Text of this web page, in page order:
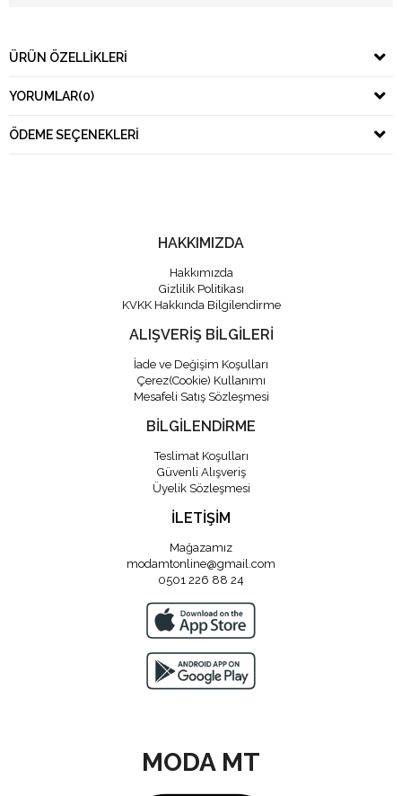
ÜRÜN ÖZELLIKLERI
YORUMLAR(0)
ÖDEME SEÇENEKLERI
HAKKIMIZDA
Hakkımızda
Gizlilik Politikası
KVKK Hakkında Bilgilendirme
ALIŞVERİŞ BİLGİLERİ
İade ve Değişim Koşulları
Çerez(Cookie) Kullanımı
Mesafeli Satış Sözleşmesi
BİLGİLENDİRME
Teslimat Koşulları
Güvenli Alışveriş
Üyelik Sözleşmesi
İLETİŞİM
Mağazamız
modamtonline@gmail.com
0501 226 88 24
MODA MT